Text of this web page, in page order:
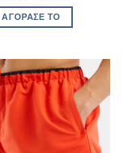
was:
€25,00.
ΑΓΌΡΑΣΈ ΤΟ